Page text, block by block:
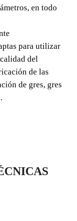
solución, más
necesitan realizar
todo tipo de
en todo
para utilizar
del
de las
de gres, gres